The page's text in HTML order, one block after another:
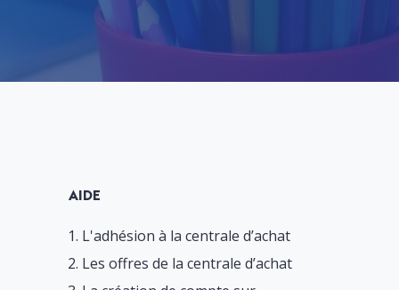
AIDE
1. L'adhésion à la centrale d’achat
2. Les offres de la centrale d’achat